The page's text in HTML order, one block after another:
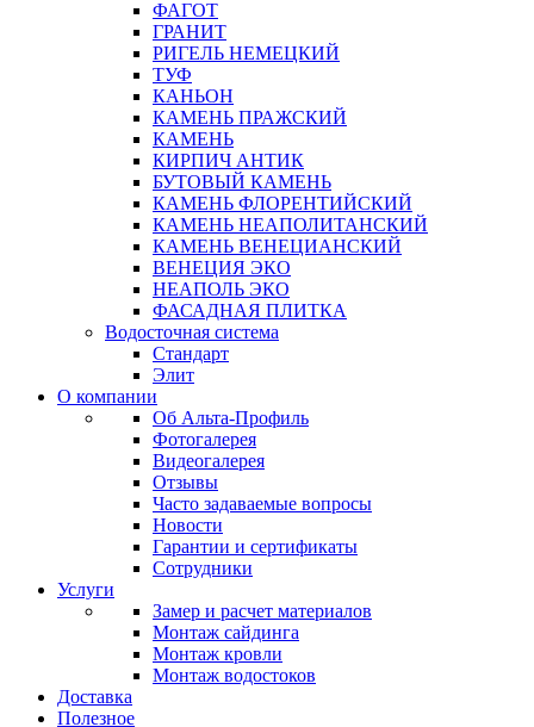
ФАГОТ
ГРАНИТ
РИГЕЛЬ НЕМЕЦКИЙ
ТУФ
КАНЬОН
КАМЕНЬ ПРАЖСКИЙ
КАМЕНЬ
КИРПИЧ АНТИК
БУТОВЫЙ КАМЕНЬ
КАМЕНЬ ФЛОРЕНТИЙСКИЙ
КАМЕНЬ НЕАПОЛИТАНСКИЙ
КАМЕНЬ ВЕНЕЦИАНСКИЙ
ВЕНЕЦИЯ ЭКО
НЕАПОЛЬ ЭКО
ФАСАДНАЯ ПЛИТКА
Водосточная система
Стандарт
Элит
О компании
Об Альта-Профиль
Фотогалерея
Видеогалерея
Отзывы
Часто задаваемые вопросы
Новости
Гарантии и сертификаты
Сотрудники
Услуги
Замер и расчет материалов
Монтаж сайдинга
Монтаж кровли
Монтаж водостоков
Доставка
Полезное